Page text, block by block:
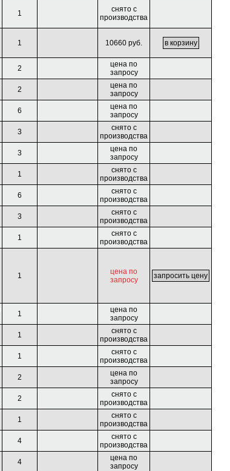
1
снято с
производства
1 10660 руб.
2
цена по
запросу
2
цена по
запросу
6
цена по
запросу
3
снято с
производства
3
цена по
запросу
1
снято с
производства
6
снято с
производства
3
снято с
производства
1
снято с
производства
1
цена по
запросу
1
цена по
запросу
1
снято с
производства
1
снято с
производства
2
цена по
запросу
2
снято с
производства
1
снято с
производства
4
снято с
производства
4
цена по
запросу